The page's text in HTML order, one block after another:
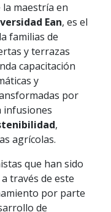
maestría en
Ean, es el
familias de
y terrazas
capacitación
y
por
infusiones
,
agrícolas.
que han sido
a través de este
por parte
de